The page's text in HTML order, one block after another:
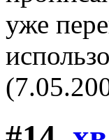
уже